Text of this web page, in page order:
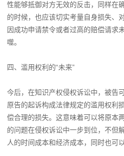
性能够抵御对方无效的反击，同样在
的时候，也应该切实考量自身损失、
因成功申请禁令或者过高的赔偿请求
噬。
四、滥用权利的“未来”
今后，在知识产权侵权诉讼中，被告
原告的起诉构成法律规定的滥用权利
偿合理的损失。这意味着可以将原本
的问题在侵权诉讼中一步到位，不但
人的时间成本和经济成本，同时也可